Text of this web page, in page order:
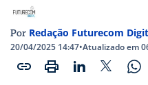
Por Redação Futurecom
20/04/2025 14:47•Atualizado em